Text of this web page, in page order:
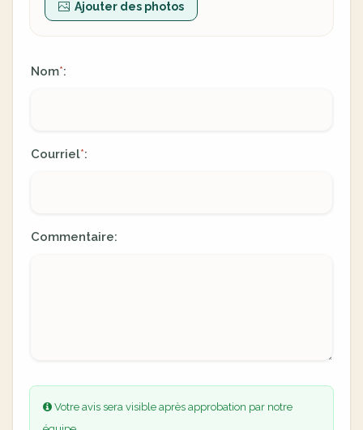
Ajouter des photos
Nom*:
Courriel*:
Commentaire:
Votre avis sera visible après approbation par notre